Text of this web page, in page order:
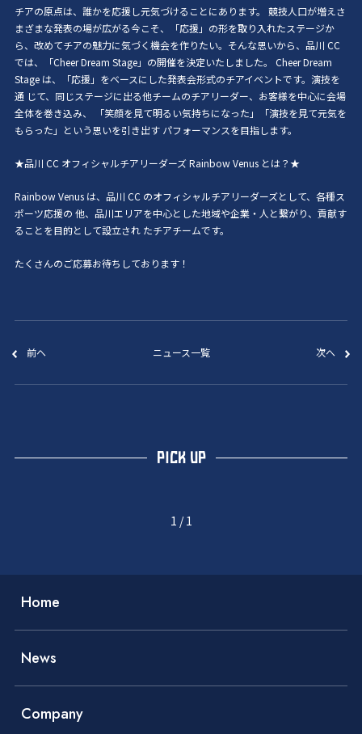
チアの原点は、誰かを応援し元気づけることにあります。 競技人口が増えさ
まざまな発表の場が広がる今こそ、「応援」の形を取り入れたステージか
ら、改めてチアの魅力に気づく機会を作りたい。そんな思いから、品川 CC
では、「Cheer Dream Stage」の開催を決定いたしました。 Cheer Dream
Stage は、「応援」をベースにした発表会形式のチアイベントです。演技を
通 じて、同じステージに出る他チームのチアリーダー、お客様を中心に会場
全体を巻き込み、 「笑顔を見て明るい気持ちになった」「演技を見て元気を
もらった」という思いを引き出す パフォーマンスを目指します。
★品川 CC オフィシャルチアリーダーズ Rainbow Venus とは？★
Rainbow Venus は、品川 CC のオフィシャルチアリーダーズとして、各種ス
ポーツ応援の 他、品川エリアを中心とした地域や企業・人と繋がり、貢献す
ることを目的として設立され たチアチームです。
たくさんのご応募お待ちしております！
前へ ニュース一覧 次へ
PICK UP
1 /1
Home
News
Company